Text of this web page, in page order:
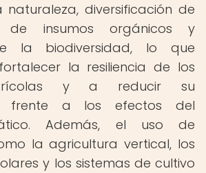
diversificación de
de insumos orgánicos y
la biodiversidad, lo que
la resiliencia de los
y a reducir su
frente a los efectos del
Además, el uso de
la agricultura vertical, los
y los sistemas de cultivo